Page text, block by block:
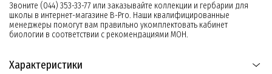
Звоните (044) 353-33-77 или заказывайте коллекции и гербарии для
школы в интернет-магазине B-Pro. Наши квалифицированные
менеджеры помогут вам правильно укомплектовать кабинет
биологии в соответствии с рекомендациями МОН.
Характеристики